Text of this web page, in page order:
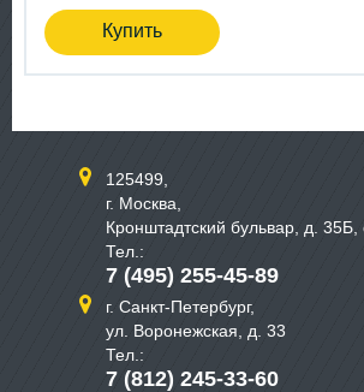
Купить
125499,
г. Москва,
Кронштадтский бульвар, д.
Тел.:
7 (495) 255-45-89
г. Санкт-Петербург,
ул. Воронежская, д. 33
Тел.:
7 (812) 245-33-60